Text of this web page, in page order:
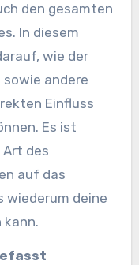
den gesamten
In diesem
wie der
sowie andere
Einfluss
Es ist
des
auf das
wiederum deine
kann.